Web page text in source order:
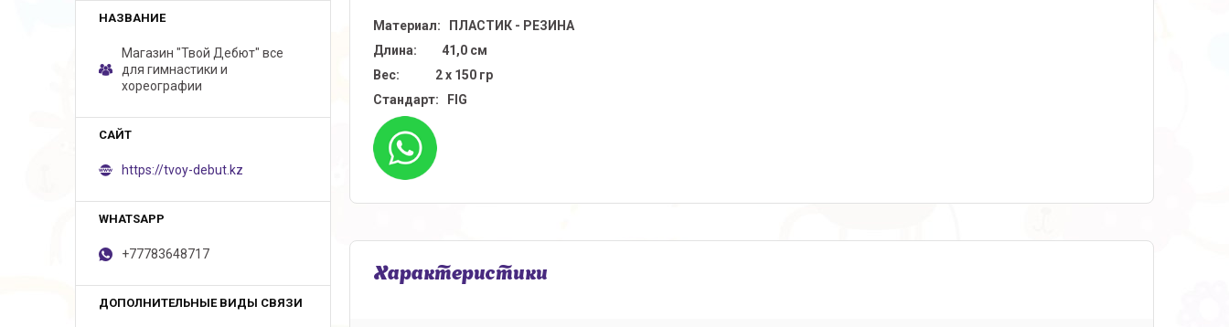
Материал: ПЛАСТИК - РЕЗИНА
Длина: 41,0 cм
Вес: 2 х 150 гр
Стандарт: FIG
Характеристики
Магазин "Твой Дебют" все
для гимнастики и
хореографии
https://tvoy-debut.kz
+77783648717